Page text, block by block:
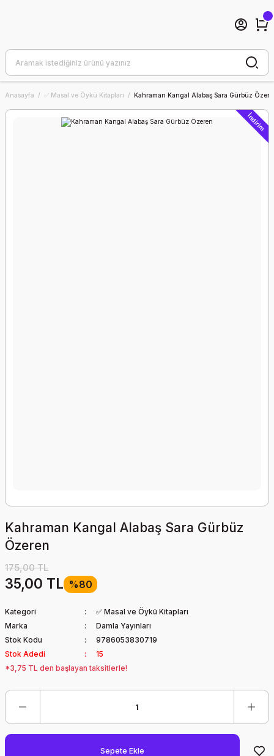
Anasayfa ✅ Masal ve Öykü Kitapları Kahraman Kangal Alabaş Sara Gürbüz
İndirim
Kahraman Kangal Alabaş Sara Gürbüz
Özeren
175,00 TL
35,00 TL %80
Kategori
✅ Masal ve Öykü Kitapları
Marka
Damla Yayınları
Stok Kodu
9786053830719
Stok Adedi
15
*3,75 TL den başlayan taksitlerle!
Sepete Ekle